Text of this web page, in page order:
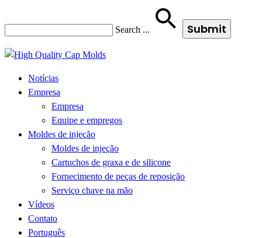
Search ...
Notícias
Empresa
Empresa
Equipe e empregos
Moldes de injeção
Moldes de injeção
Cartuchos de graxa e de silicone
Fornecimento de peças de reposição
Serviço chave na mão
Vídeos
Contato
Português